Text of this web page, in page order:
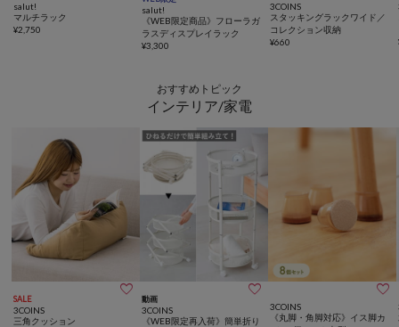
salut!
マルチラック
¥2,750
salut!
《WEB限定商品》フローラガ
ラスディスプレイラック
¥3,300
3COINS
スタッキングラックワイド／
コレクション収納
¥660
おすすめトピック
インテリア/家電
SALE 
3COINS
三角クッション
動画 
3COINS
《WEB限定再入荷》簡単折り

3COINS
《丸脚・角脚対応》イス脚カ